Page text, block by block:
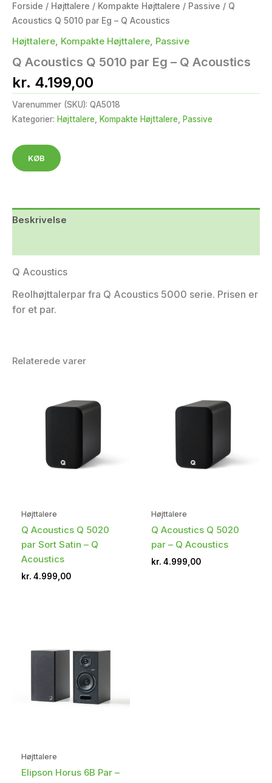
Forside / Højttalere / Kompakte Højttalere / Passive / Q
Acoustics Q 5010 par Eg – Q Acoustics
Højttalere Kompakte Højttalere Passive
Q Acoustics Q 5010 par Eg – Q Acoustics
kr. 4.199,00
Varenummer (SKU): QA5018
Kategorier: Højttalere, Kompakte Højttalere, Passive
KØB
Beskrivelse
Q Acoustics
Reolhøjttalerpar fra Q Acoustics 5000 serie. Prisen er
for et par.
Relaterede varer
Højttalere
Q Acoustics Q 5020
par Sort Satin – Q
Acoustics
kr. 4.999,00
Højttalere
Q Acoustics Q 5020
par – Q Acoustics
kr. 4.999,00
Højttalere
Elipson Horus 6B Par –